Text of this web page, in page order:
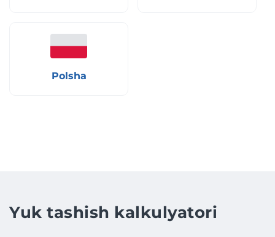
Polsha
Yuk tashish kalkulyatori